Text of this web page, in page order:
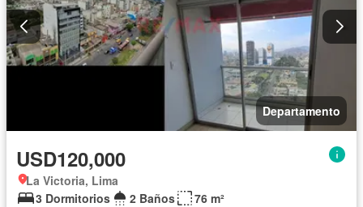
Departamento
USD120,000
La Victoria, Lima
3 Dormitorios
2 Baños 76 m²